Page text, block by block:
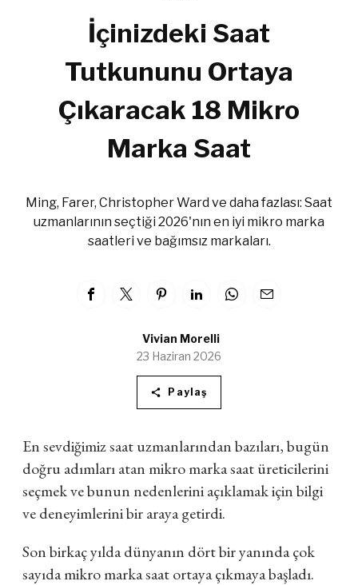
İçinizdeki Saat
Tutkununu Ortaya
Çıkaracak 18 Mikro
Marka Saat
Ming, Farer, Christopher Ward ve daha fazlası: Saat
uzmanlarının seçtiği 2026'nın en iyi mikro marka
saatleri ve bağımsız markaları.
Vivian Morelli
23 Haziran 2026
Paylaş
En sevdiğimiz saat uzmanlarından bazıları, bugün
doğru adımları atan mikro marka saat üreticilerini
seçmek ve bunun nedenlerini açıklamak için bilgi
ve deneyimlerini bir araya getirdi.
Son birkaç yılda dünyanın dört bir yanında çok
sayıda mikro marka saat ortaya çıkmaya başladı.